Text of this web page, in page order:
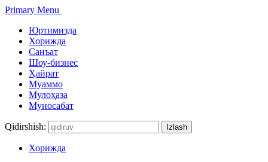
Primary Menu
Юртимизда
Хорижда
Санъат
Шоу-бизнес
Ҳайрат
Муаммо
Мулоҳаза
Муносабат
Qidirshish:
Хорижда